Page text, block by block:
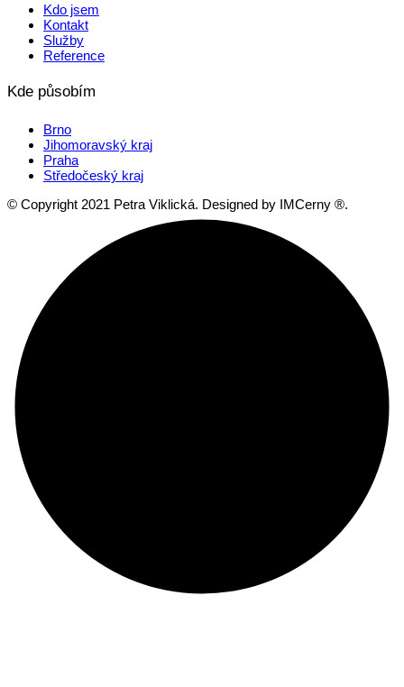
Kdo jsem
Kontakt
Služby
Reference
Kde působím
Brno
Jihomoravský kraj
Praha
Středočeský kraj
© Copyright 2021 Petra Viklická. Designed by IMCerny ®.